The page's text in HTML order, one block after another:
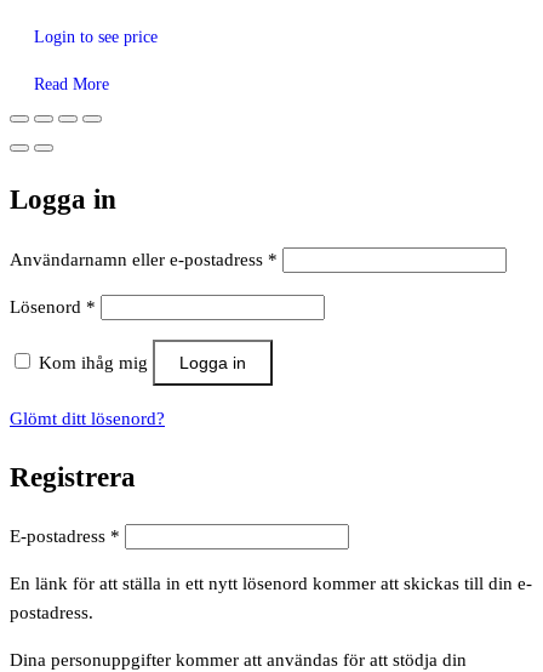
Login to see price
Read More
Logga in
Användarnamn eller e-postadress *
Lösenord *
Kom ihåg mig Logga in
Glömt ditt lösenord?
Registrera
E-postadress *
En länk för att ställa in ett nytt lösenord kommer att skickas till din e-
postadress.
Dina personuppgifter kommer att användas för att stödja din